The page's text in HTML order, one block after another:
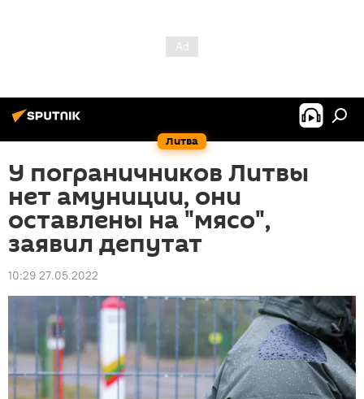
Литва
У пограничников Литвы
нет амуниции, они
оставлены на "мясо",
заявил депутат
10:29 27.05.2022